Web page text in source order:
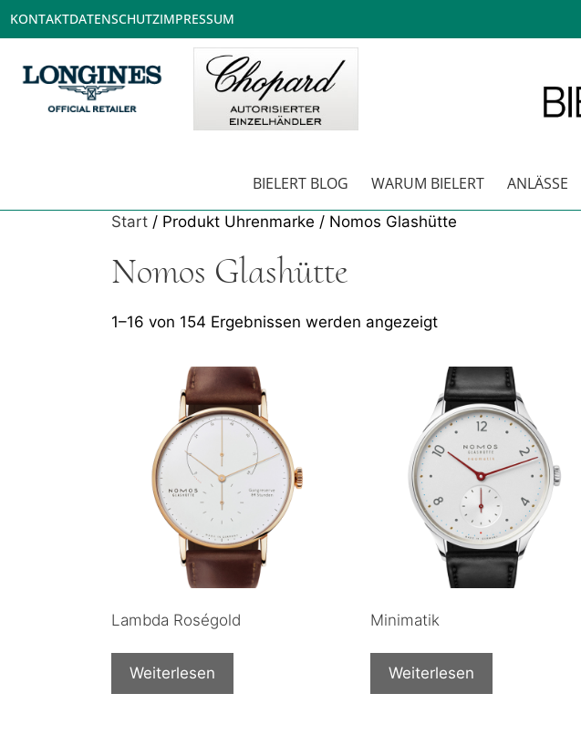
KONTAKTDATENSCHUTZIMPRESSUM
BIELERT BLOG WARUM BIELERT ANLÄSSE
Start / Produkt Uhrenmarke / Nomos Glashütte
Nomos Glashütte
1–16 von 154 Ergebnissen werden angezeigt
Lambda Roségold
Weiterlesen
Minimatik
Weiterlesen